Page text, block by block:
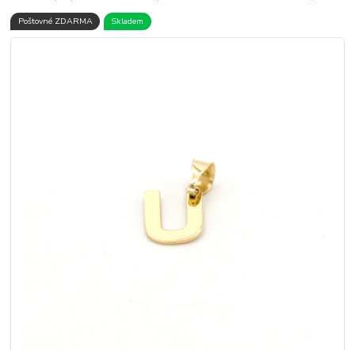
Poštovné ZDARMA Skladem